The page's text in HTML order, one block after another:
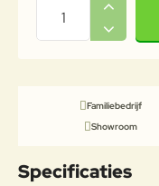
Familiebedrijf
Showroom
Specificaties